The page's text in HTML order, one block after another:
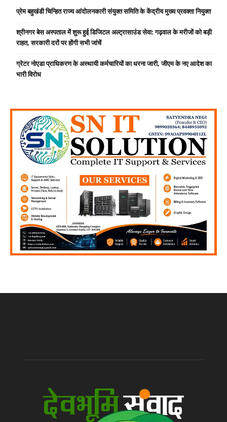
प्रेम बहुखंडी चिन्हित राज्य आंदोलनकारी संयुक्त समिति के केंद्रीय मुख्य प्रवक्ता नियुक्त
श्रीनगर बेस अस्पताल में शुरू हुई डिजिटल अल्ट्रासाउंड सेवा: गढ़वाल के मरीजों को बड़ी
राहत, सरकारी दरों पर होंगी सभी जांचें
ग्रेटर नोएडा प्राधिकरण के अस्थायी कर्मचारियों का धरना जारी, जीएम के नए आदेश का
भारी विरोध